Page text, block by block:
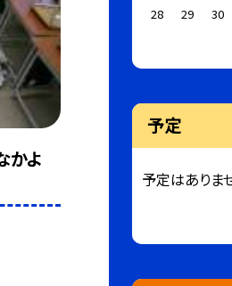
かよ
28
29 30
予定
予定はありま